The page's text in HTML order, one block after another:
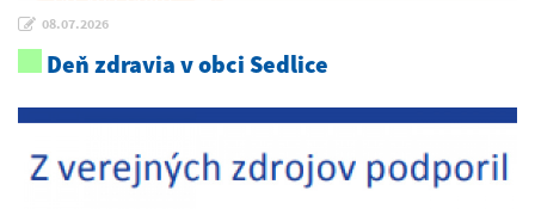
08.07.2026
Deň zdravia v obci Sedlice